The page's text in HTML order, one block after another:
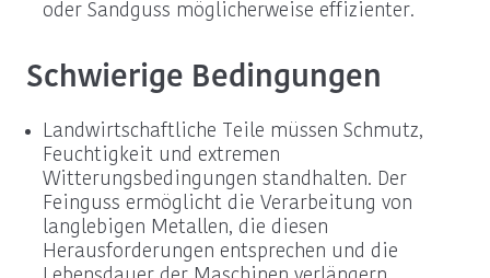
oder Sandguss möglicherweise effizienter.
Schwierige Bedingungen
Landwirtschaftliche Teile müssen Schmutz,
Feuchtigkeit und extremen
Witterungsbedingungen standhalten. Der
Feinguss ermöglicht die Verarbeitung von
langlebigen Metallen, die diesen
Herausforderungen entsprechen und die